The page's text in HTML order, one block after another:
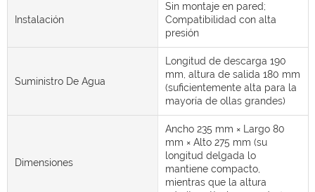
Instalación
Sin montaje en pared;
Compatibilidad con alta
presión
Suministro De Agua
Longitud de descarga 190
mm, altura de salida 180 mm
(suficientemente alta para la
mayoría de ollas grandes)
Dimensiones
Ancho 235 mm × Largo 80
mm × Alto 275 mm (su
longitud delgada lo
mantiene compacto,
mientras que la altura